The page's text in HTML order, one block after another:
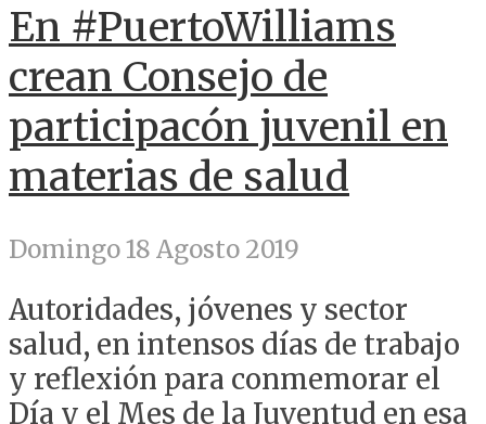
En #PuertoWilliams
crean Consejo de
participacón juvenil en
materias de salud
Domingo 18 Agosto 2019
Autoridades, jóvenes y sector
salud, en intensos días de trabajo
y reflexión para conmemorar el
Día y el Mes de la Juventud en esa